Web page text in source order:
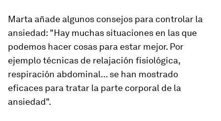
Marta añade algunos consejos para controlar la
ansiedad: "Hay muchas situaciones en las que
podemos hacer cosas para estar mejor. Por
ejemplo técnicas de relajación fisiológica,
respiración abdominal... se han mostrado
eficaces para tratar la parte corporal de la
ansiedad".